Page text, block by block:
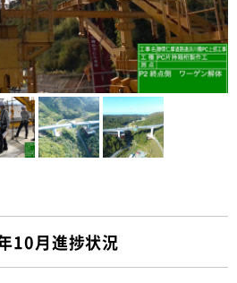
10月進捗状況